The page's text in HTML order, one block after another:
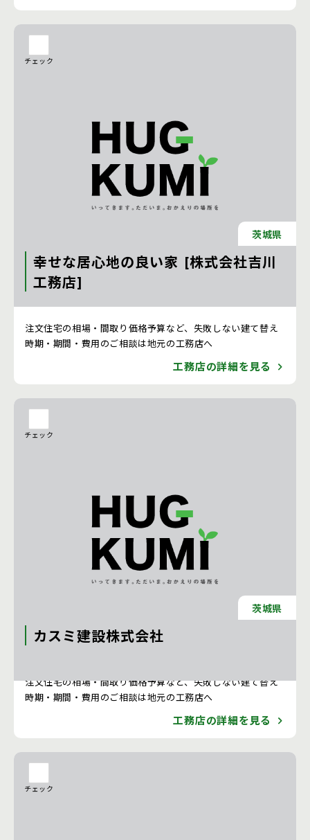
チェック
茨城県
幸せな居心地の良い家 [株式会社吉川
工務店]
注文住宅の相場・間取り価格予算など、失敗しない建て替え
時期・期間・費用のご相談は地元の工務店へ
工務店の詳細を見る
チェック
茨城県
カスミ建設株式会社
注文住宅の相場・間取り価格予算など、失敗しない建て替え
時期・期間・費用のご相談は地元の工務店へ
工務店の詳細を見る
チェック